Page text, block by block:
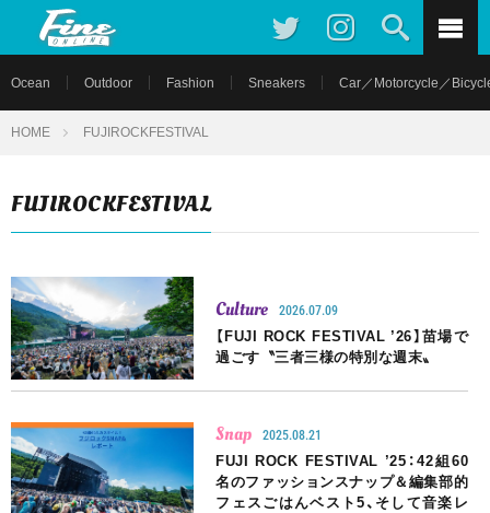
Ocean Outdoor Fashion Sneakers Car／Motorcycle／
HOME FUJIROCKFESTIVAL
FUJIROCKFESTIVAL
Culture 2026.07.09
【FUJI ROCK FESTIVAL ’26】苗場で
過ごす〝三者三様の特別な週末〟
Snap 2025.08.21
FUJI ROCK FESTIVAL ’25：42組60
名のファッションスナップ＆編集部的
フェスごはんベスト5、そして音楽レ